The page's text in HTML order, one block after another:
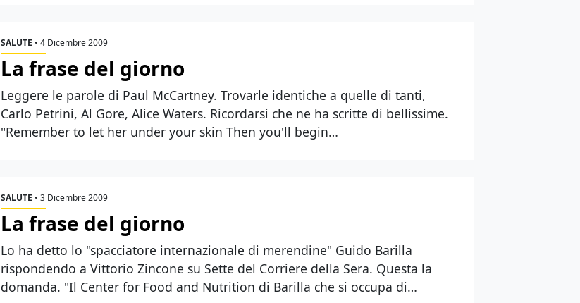
SALUTE • 4 Dicembre 2009
La frase del giorno
Leggere le parole di Paul McCartney. Trovarle identiche a quelle di tanti,
Carlo Petrini, Al Gore, Alice Waters. Ricordarsi che ne ha scritte di bellissime.
"Remember to let her under your skin Then you'll begin…
SALUTE • 3 Dicembre 2009
La frase del giorno
Lo ha detto lo "spacciatore internazionale di merendine" Guido Barilla
rispondendo a Vittorio Zincone su Sette del Corriere della Sera. Questa la
domanda. "Il Center for Food and Nutrition di Barilla che si occupa di…